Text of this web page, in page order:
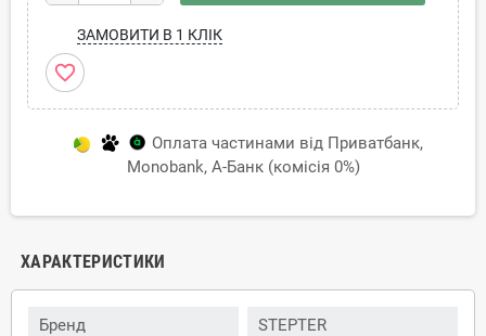
ЗАМОВИТИ В 1 КЛІК
favorite_border
Оплата частинами від Приватбанк,
Monobank, А-Банк (комісія 0%)
ХАРАКТЕРИСТИКИ
Бренд STEPTER